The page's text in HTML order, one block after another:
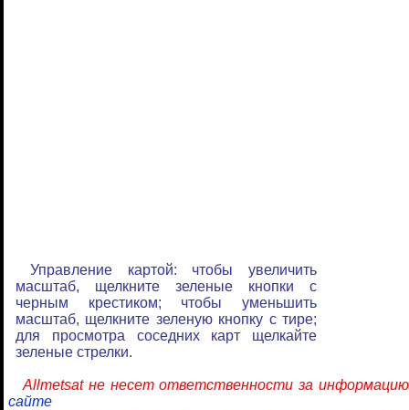
Управление картой: чтобы увеличить
масштаб, щелкните зеленые кнопки с
черным крестиком; чтобы уменьшить
масштаб, щелкните зеленую кнопку с тире;
для просмотра соседних карт щелкайте
зеленые стрелки.
Allmetsat не несет ответственности за
сайте